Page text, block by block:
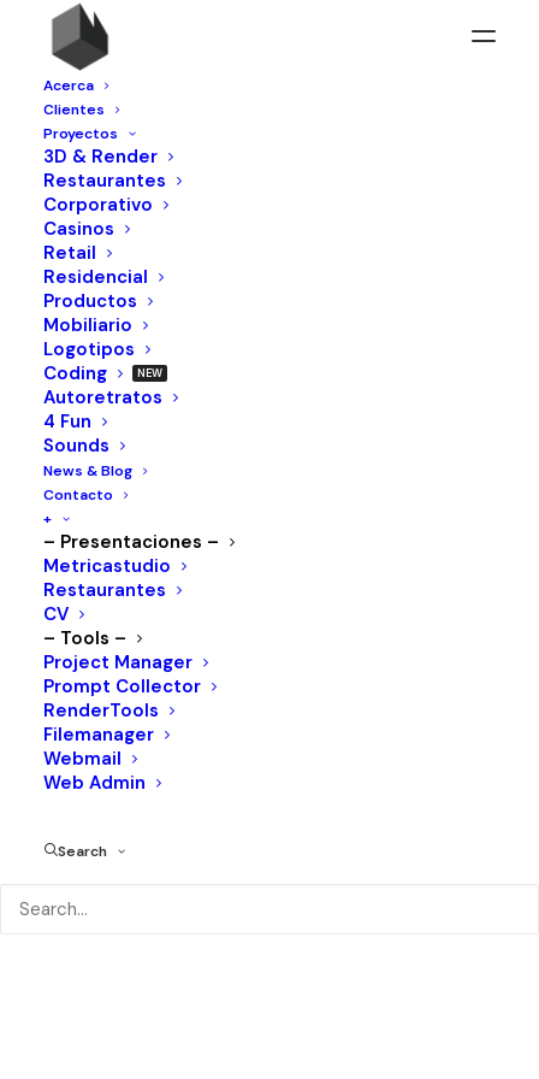
Acerca
Clientes
Proyectos
3D & Render
Restaurantes
Corporativo
Casinos
Retail
Residencial
Productos
Mobiliario
Logotipos
Coding
Autoretratos
4 Fun
Sounds
News & Blog
Contacto
+
– Presentaciones –
Metricastudio
Restaurantes
CV
– Tools –
Project Manager
Prompt Collector
RenderTools
Filemanager
Webmail
Web Admin
Search
Nikkori Nuevo Sur